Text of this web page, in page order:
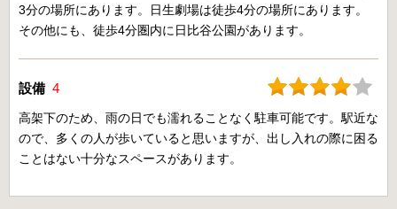
3分の場所にあります。日生劇場は徒歩4分の場所にあります。
その他にも、徒歩4分圏内に日比谷公園があります。
設備 4
高架下のため、雨の日でも濡れることなく駐車可能です。駅近な
ので、多くの人が歩いていると思いますが、出し入れの際に困る
ことはない十分なスペースがあります。